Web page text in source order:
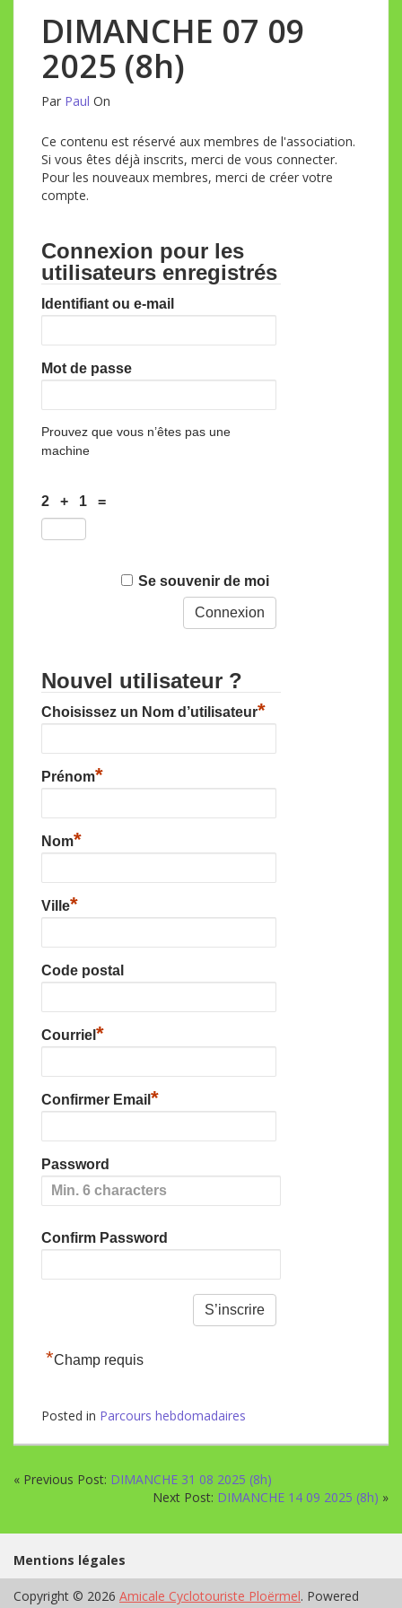
DIMANCHE 07 09
2025 (8h)
Par Paul On
Ce contenu est réservé aux membres de l'association.
Si vous êtes déjà inscrits, merci de vous connecter.
Pour les nouveaux membres, merci de créer votre
compte.
Connexion pour les
utilisateurs enregistrés
Identifiant ou e-mail
Mot de passe
Prouvez que vous n’êtes pas une
machine
2 + 1 =
Se souvenir de moi
Nouvel utilisateur ?
Choisissez un Nom d’utilisateur*
Prénom*
Nom*
Ville*
Code postal
Courriel *
Confirmer Email *
Password
Confirm Password
*Champ requis
Posted in Parcours hebdomadaires
« Previous Post: DIMANCHE 31 08 2025 (8h)
Next Post: DIMANCHE 14 09 2025 (8h) »
Mentions légales
Copyright © 2026 Amicale Cyclotouriste Ploërmel. Powered